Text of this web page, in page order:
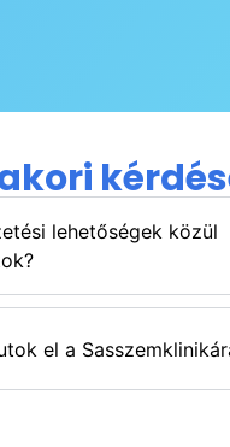
lehetőségek közül
el a